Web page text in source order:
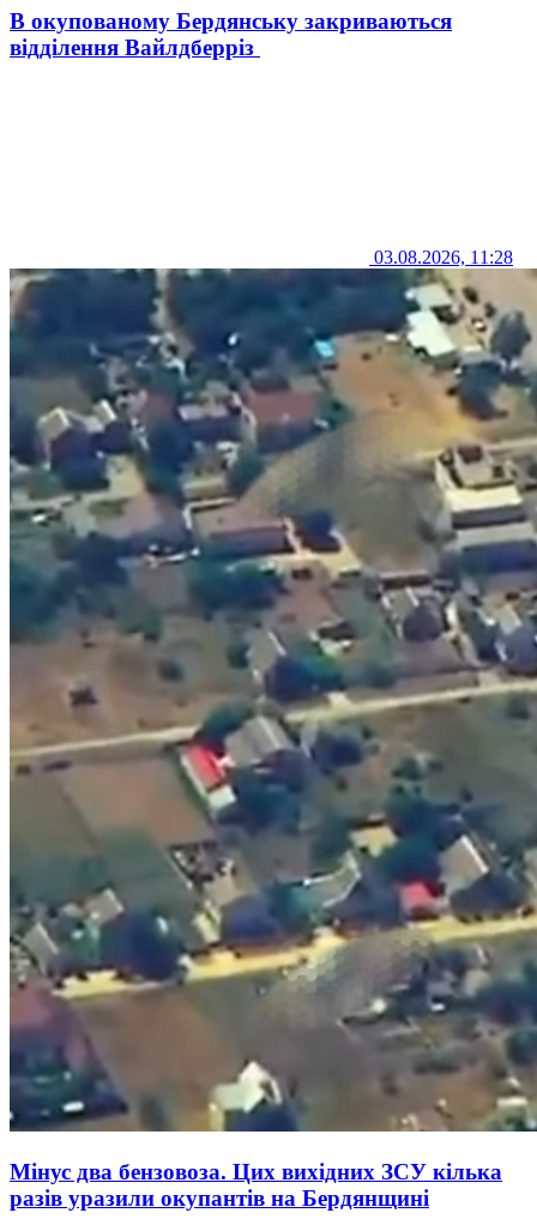
В окупованому Бердянську закриваються
відділення Вайлдберріз
03.08.2026, 11:28
Мінус два бензовоза. Цих вихідних ЗСУ кілька
разів уразили окупантів на Бердянщині